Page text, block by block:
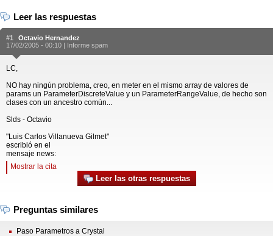
Leer las respuestas
#1
Octavio Hernandez
17/02/2005 - 00:10 | Informe spam
LC,
NO hay ningún problema, creo, en meter en el mismo array de valores de
params un ParameterDiscreteValue y un ParameterRangeValue, de hecho son
clases con un ancestro común...
Slds - Octavio
"Luis Carlos Villanueva Gilmet"
escribió en el
mensaje news:
Mostrar la cita
Leer las otras respuestas
Preguntas similares
Paso Parametros a Crystal